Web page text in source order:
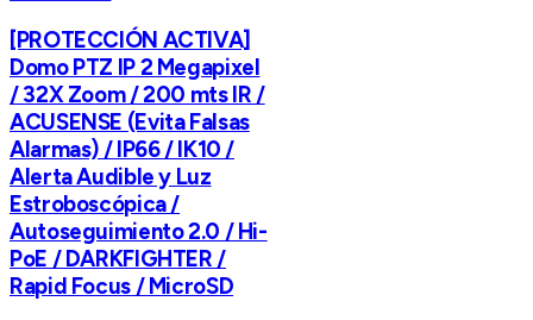
[PROTECCIÓN ACTIVA]
Domo PTZ IP 2 Megapixel
/ 32X Zoom / 200 mts IR /
ACUSENSE (Evita Falsas
Alarmas) / IP66 / IK10 /
Alerta Audible y Luz
Estroboscópica /
Autoseguimiento 2.0 / Hi-
PoE / DARKFIGHTER /
Rapid Focus / MicroSD